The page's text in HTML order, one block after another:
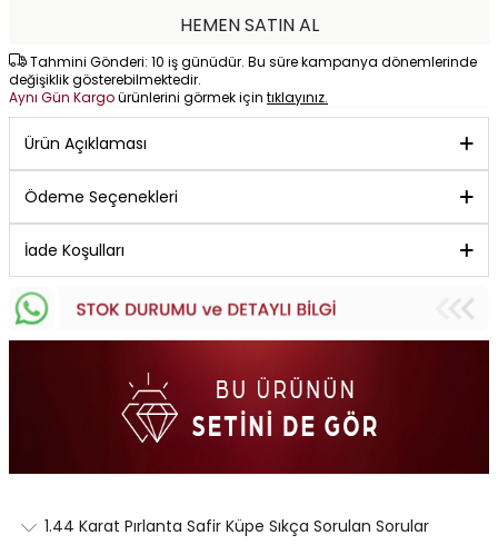
HEMEN SATIN AL
Tahmini Gönderi: 10 iş günüdür. Bu süre kampanya dönemlerinde
değişiklik gösterebilmektedir.
Aynı Gün Kargoürünlerini görmek için tıklayınız.
Ürün Açıklaması
Ödeme Seçenekleri
İade Koşulları
1.44 Karat Pırlanta Safir Küpe Sıkça Sorulan Sorular